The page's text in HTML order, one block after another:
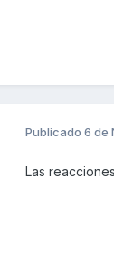
Publicado 6 de
Las